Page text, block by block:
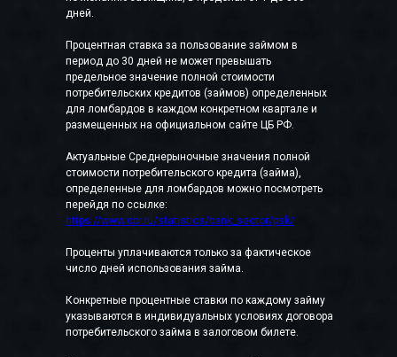
дней.
Процентная ставка за пользование займом в
период до 30 дней не может превышать
предельное значение полной стоимости
потребительских кредитов (займов) определенных
для ломбардов в каждом конкретном квартале и
размещенных на официальном сайте ЦБ РФ.
Актуальные Среднерыночные значения полной
стоимости потребительского кредита (займа),
определенные для ломбардов можно посмотреть
перейдя по ссылке:
https://www.cbr.ru/statistics/bank_sector/psk/
Проценты уплачиваются только за фактическое
число дней использования займа.
Конкретные процентные ставки по каждому займу
указываются в индивидуальных условиях договора
потребительского займа в залоговом билете.